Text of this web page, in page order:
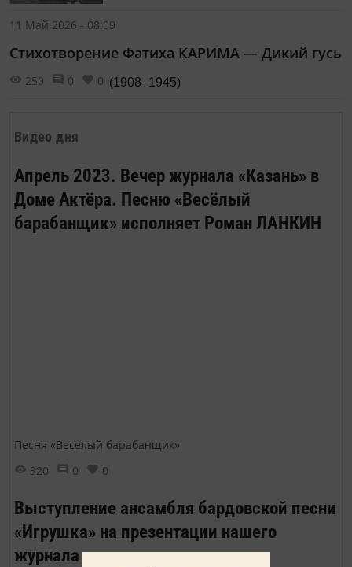
Видео дня
Апрель 2023. Вечер журнала «Казань» в
Доме Актёра. Песню «Весёлый
барабанщик» исполняет Роман ЛАНКИН
Песня «Веселый барабанщик»
320
0 0
Выступление ансамбля бардовской песни
«Игрушка» на презентации нашего
журнала
11 Май 2026 - 08:09
Стихотворение Фатиха КАРИМА — Дикий гусь
(1908–1945)
250 0 0